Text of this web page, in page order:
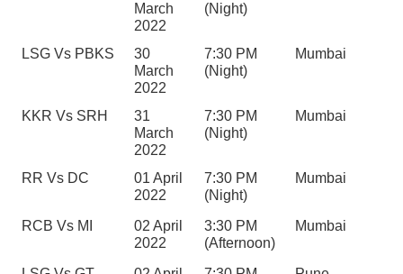
March
2022
(Night)
LSG Vs PBKS
30
March
2022
7:30 PM
(Night)
Mumbai
KKR Vs SRH
31
March
2022
7:30 PM
(Night)
Mumbai
RR Vs DC
01 April
2022
7:30 PM
(Night)
Mumbai
RCB Vs MI
02 April
2022
3:30 PM
(Afternoon)
Mumbai